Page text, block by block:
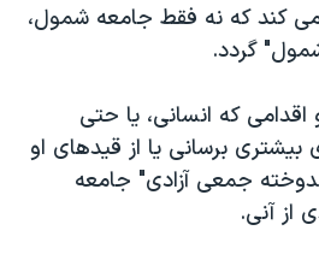
می کند که نه فقط جامعه شمول،
گردد.
که انسانی، يا حتی
بيشتری برسانی يا از قيدهای او
جمعی آزادی" جامعه
از آنی.